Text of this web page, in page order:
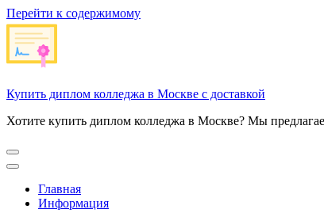
Перейти к содержимому
Купить диплом колледжа в Москве с доставкой
Хотите купить диплом колледжа в Москве? Мы
Главная
Информация